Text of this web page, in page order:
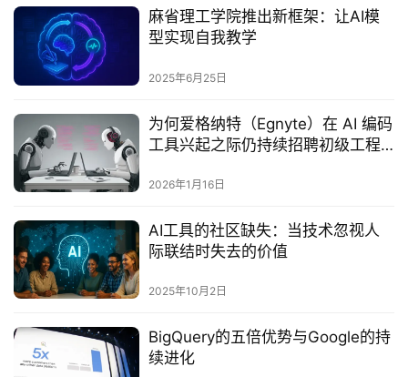
麻省理工学院推出新框架：让AI模
型实现自我教学‌
2025年6月25日
为何爱格纳特（Egnyte）在 AI 编码
工具兴起之际仍持续招聘初级工程
2026年1月16日
AI工具的社区缺失：当技术忽视人
际联结时失去的价值‌
2025年10月2日
BigQuery的五倍优势与Google的持
续进化